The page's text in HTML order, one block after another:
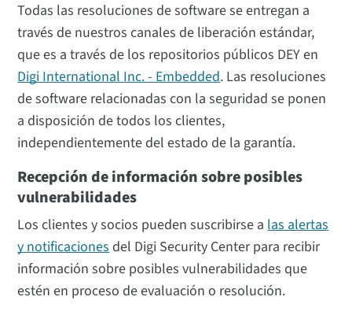
Todas las resoluciones de software se entregan a
través de nuestros canales de liberación estándar,
que es a través de los repositorios públicos DEY en
Digi International Inc. - Embedded. Las resoluciones
de software relacionadas con la seguridad se ponen
a disposición de todos los clientes,
independientemente del estado de la garantía.
Recepción de información sobre posibles
vulnerabilidades
Los clientes y socios pueden suscribirse alas alertas
y notificacionesdel Digi Security Center para recibir
información sobre posibles vulnerabilidades que
estén en proceso de evaluación o resolución.